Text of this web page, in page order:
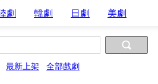
劇 韓劇 日劇 美劇
最新上架 全部戲劇